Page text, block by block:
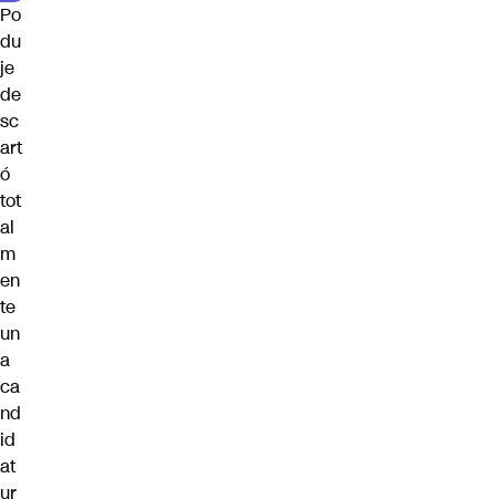
Po
du
je
de
sc
art
ó
tot
al
m
en
te
un
a
ca
nd
id
at
ur